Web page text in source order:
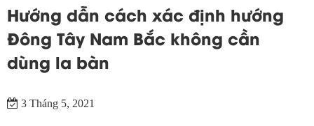
Hướng dẫn cách xác định hướng
Đông Tây Nam Bắc không cần
dùng la bàn
3 Tháng 5, 2021